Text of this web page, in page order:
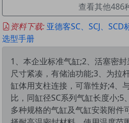
查看其他486
资料下载: 亚德客SC、SCJ、
选型手册
1、本企业标准气缸;2、活塞密
尺寸紧凑，有储油功能;3、为拉
缸体用支柱连接，可靠性好;4、
比，同缸径SC系列气缸长度小;5
多种规格的气缸及气缸安装附件